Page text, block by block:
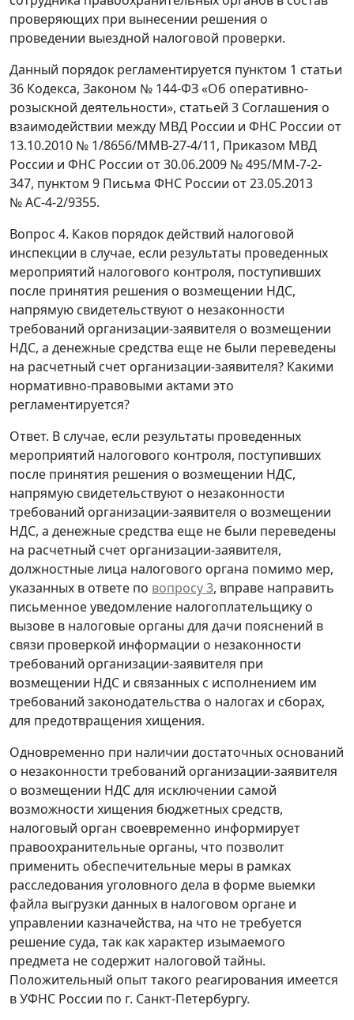
проверяющих при вынесении решения о
проведении выездной налоговой проверки.
Данный порядок регламентируется пунктом 1 статьи
36 Кодекса, Законом № 144-ФЗ «Об оперативно-
розыскной деятельности», статьей 3 Соглашения о
взаимодействии между МВД России и ФНС России от
13.10.2010 № 1/8656/ММВ-27-4/11, Приказом МВД
России и ФНС России от 30.06.2009 № 495/ММ-7-2-
347, пунктом 9 Письма ФНС России от 23.05.2013
№ АС-4-2/9355.
Вопрос 4. Каков порядок действий налоговой
инспекции в случае, если результаты проведенных
мероприятий налогового контроля, поступивших
после принятия решения о возмещении НДС,
напрямую свидетельствуют о незаконности
требований организации-заявителя о возмещении
НДС, а денежные средства еще не были переведены
на расчетный счет организации-заявителя? Какими
нормативно-правовыми актами это
регламентируется?
Ответ. В случае, если результаты проведенных
мероприятий налогового контроля, поступивших
после принятия решения о возмещении НДС,
напрямую свидетельствуют о незаконности
требований организации-заявителя о возмещении
НДС, а денежные средства еще не были переведены
на расчетный счет организации-заявителя,
должностные лица налогового органа помимо мер,
указанных в ответе по вопросу 3, вправе направить
письменное уведомление налогоплательщику о
вызове в налоговые органы для дачи пояснений в
связи проверкой информации о незаконности
требований организации-заявителя при
возмещении НДС и связанных с исполнением им
требований законодательства о налогах и сборах,
для предотвращения хищения.
Одновременно при наличии достаточных оснований
о незаконности требований организации-заявителя
о возмещении НДС для исключении самой
возможности хищения бюджетных средств,
налоговый орган своевременно информирует
правоохранительные органы, что позволит
применить обеспечительные меры в рамках
расследования уголовного дела в форме выемки
файла выгрузки данных в налоговом органе и
управлении казначейства, на что не требуется
решение суда, так как характер изымаемого
предмета не содержит налоговой тайны.
Положительный опыт такого реагирования имеется
в УФНС России по г. Санкт-Петербургу.